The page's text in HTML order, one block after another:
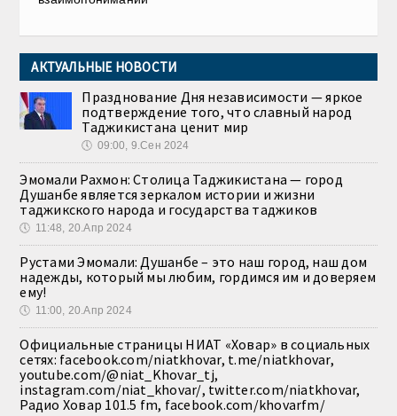
АКТУАЛЬНЫЕ НОВОСТИ
Празднование Дня независимости — яркое
подтверждение того, что славный народ
Таджикистана ценит мир
🕔 09:00, 9.Сен 2024
Эмомали Рахмон: Столица Таджикистана — город
Душанбе является зеркалом истории и жизни
таджикского народа и государства таджиков
🕔 11:48, 20.Апр 2024
Рустами Эмомали: Душанбе – это наш город, наш дом
надежды, который мы любим, гордимся им и доверяем
ему!
🕔 11:00, 20.Апр 2024
Официальные страницы НИАТ «Ховар» в социальных
сетях: facebook.com/niatkhovar, t.me/niatkhovar,
youtube.com/@niat_Khovar_tj,
instagram.com/niat_khovar/, twitter.com/niatkhovar,
Радио Ховар 101.5 fm, facebook.com/khovarfm/